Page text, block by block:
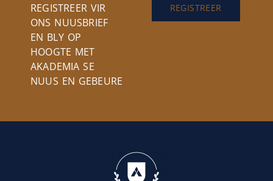
REGISTREER VIR
ONS NUUSBRIEF
EN BLY OP
HOOGTE MET
AKADEMIA SE
NUUS EN GEBEURE
REGISTREER